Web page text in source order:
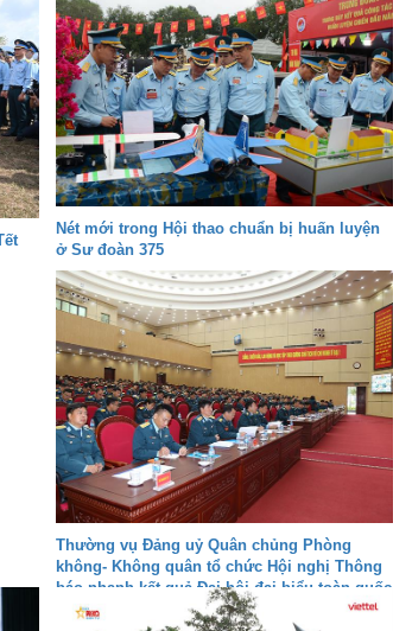
Nét mới trong Hội thao chuẩn bị huấn luyện
ở Sư đoàn 375
Thường vụ Đảng uỷ Quân chủng Phòng
không- Không quân tổ chức Hội nghị Thông
báo nhanh kết quả Đại hội đại biểu toàn quốc
lần thứ XIV của Đảng.